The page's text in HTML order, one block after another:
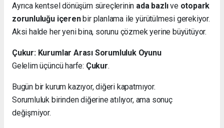
Ayrıca kentsel dönüşüm süreçlerinin ada bazlıve otopark
zorunluluğu içerenbir planlama ile yürütülmesi gerekiyor.
Aksi halde her yeni bina, sorunu çözmek yerine büyütüyor.
Çukur: Kurumlar Arası Sorumluluk Oyunu
Gelelim üçüncü harfe: Çukur.
Bugün bir kurum kazıyor, diğeri kapatmıyor.
Sorumluluk birinden diğerine atılıyor, ama sonuç
değişmiyor.